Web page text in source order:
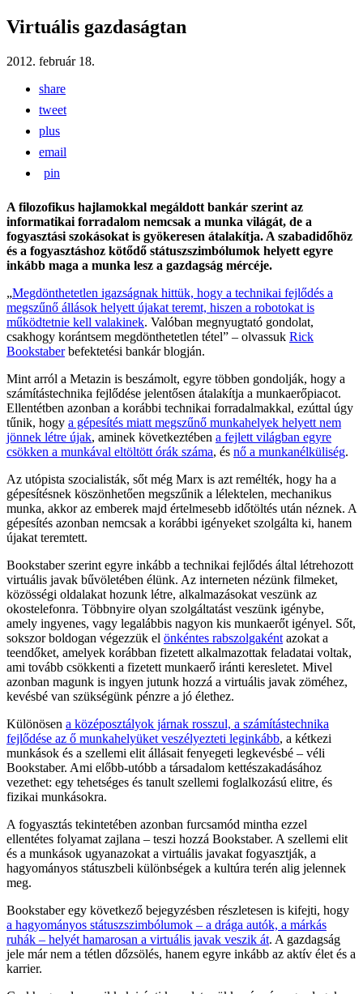
Virtuális gazdaságtan
2012. február 18.
share
tweet
plus
email
pin
A filozofikus hajlamokkal megáldott bankár szerint az
informatikai forradalom nemcsak a munka világát, de a
fogyasztási szokásokat is gyökeresen átalakítja. A szabadidőhöz
és a fogyasztáshoz kötődő státuszszimbólumok helyett egyre
inkább maga a munka lesz a gazdagság mércéje.
„Megdönthetetlen igazságnak hittük, hogy a technikai fejlődés a
megszűnő állások helyett újakat teremt, hiszen a robotokat is
működtetnie kell valakinek. Valóban megnyugtató gondolat,
csakhogy korántsem megdönthetetlen tétel” – olvassuk Rick
Bookstaberbefektetési bankár blogján.
Mint arról a Metazin is beszámolt, egyre többen gondolják, hogy a
számítástechnika fejlődése jelentősen átalakítja a munkaerőpiacot.
Ellentétben azonban a korábbi technikai forradalmakkal, ezúttal úgy
tűnik, hogy a gépesítés miatt megszűnő munkahelyek helyett nem
jönnek létre újak, aminek következtében a fejlett világban egyre
csökken a munkával eltöltött órák száma, és nő a munkanélküliség.
Az utópista szocialisták, sőt még Marx is azt remélték, hogy ha a
gépesítésnek köszönhetően megszűnik a lélektelen, mechanikus
munka, akkor az emberek majd értelmesebb időtöltés után néznek. A
gépesítés azonban nemcsak a korábbi igényeket szolgálta ki, hanem
újakat teremtett.
Bookstaber szerint egyre inkább a technikai fejlődés által létrehozott
virtuális javak bűvöletében élünk. Az interneten nézünk filmeket,
közösségi oldalakat hozunk létre, alkalmazásokat veszünk az
okostelefonra. Többnyire olyan szolgáltatást veszünk igénybe,
amely ingyenes, vagy legalábbis nagyon kis munkaerőt igényel. Sőt,
sokszor boldogan végezzük el önkéntes rabszolgaként azokat a
teendőket, amelyek korábban fizetett alkalmazottak feladatai voltak,
ami tovább csökkenti a fizetett munkaerő iránti keresletet. Mivel
azonban magunk is ingyen jutunk hozzá a virtuális javak zöméhez,
kevésbé van szükségünk pénzre a jó élethez.
Különösen a középosztályok járnak rosszul, a számítástechnika
fejlődése az ő munkahelyüket veszélyezteti leginkább, a kétkezi
munkások és a szellemi elit állásait fenyegeti legkevésbé – véli
Bookstaber. Ami előbb-utóbb a társadalom kettészakadásához
vezethet: egy tehetséges és tanult szellemi foglalkozású elitre, és
fizikai munkásokra.
A fogyasztás tekintetében azonban furcsamód mintha ezzel
ellentétes folyamat zajlana – teszi hozzá Bookstaber. A szellemi elit
és a munkások ugyanazokat a virtuális javakat fogyasztják, a
hagyományos státuszbeli különbségek a kultúra terén alig jelennek
meg.
Bookstaber egy következő bejegyzésben részletesen is kifejti, hogy
a hagyományos státuszszimbólumok – a drága autók, a márkás
ruhák – helyét hamarosan a virtuális javak veszik át. A gazdagság
jele már nem a tétlen dőzsölés, hanem egyre inkább az aktív élet és a
karrier.